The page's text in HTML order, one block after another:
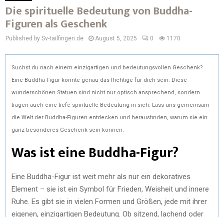
Die spirituelle Bedeutung von Buddha-
Figuren als Geschenk
Published by Sv-tailfingen.de August 5, 2025 0 1170
Suchst du nach einem einzigartigen und bedeutungsvollen Geschenk?
Eine Buddha-Figur könnte genau das Richtige für dich sein. Diese
wunderschönen Statuen sind nicht nur optisch ansprechend, sondern
tragen auch eine tiefe spirituelle Bedeutung in sich. Lass uns gemeinsam
die Welt der Buddha-Figuren entdecken und herausfinden, warum sie ein
ganz besonderes Geschenk sein können.
Was ist eine Buddha-Figur?
Eine Buddha-Figur ist weit mehr als nur ein dekoratives
Element – sie ist ein Symbol für Frieden, Weisheit und innere
Ruhe. Es gibt sie in vielen Formen und Größen, jede mit ihrer
eigenen, einzigartigen Bedeutung. Ob sitzend, lachend oder